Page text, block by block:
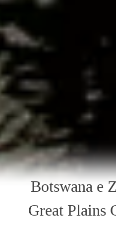
Botswana e
Great Plains